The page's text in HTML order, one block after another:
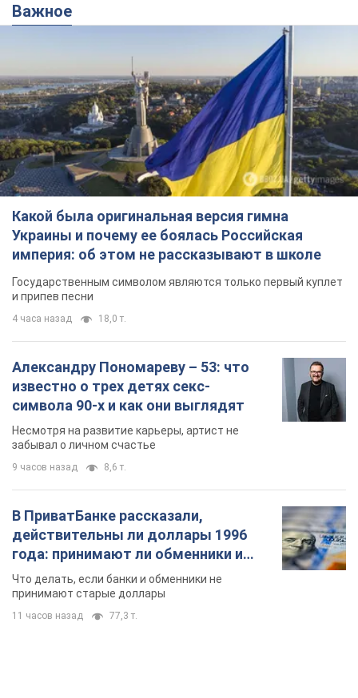
Важное
Какой была оригинальная версия гимна
Украины и почему ее боялась Российская
империя: об этом не рассказывают в школе
Государственным символом являются только первый куплет
и припев песни
4 часа назад 18,0 т.
Александру Пономареву – 53: что
известно о трех детях секс-
символа 90-х и как они выглядят
Несмотря на развитие карьеры, артист не
забывал о личном счастье
9 часов назад 8,6 т.
В ПриватБанке рассказали,
действительны ли доллары 1996
года: принимают ли обменники и
банки такие купюры
Что делать, если банки и обменники не
принимают старые доллары
11 часов назад 77,3 т.